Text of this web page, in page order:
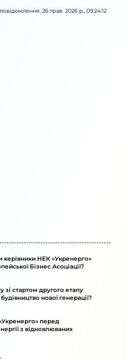
26 трав. 2026 р., 09:24:12
керівники НЕК «Укренерго»
Бізнес Асоціації?
зі стартом другого етапу
нової генерації?
перед
з відновлюваних